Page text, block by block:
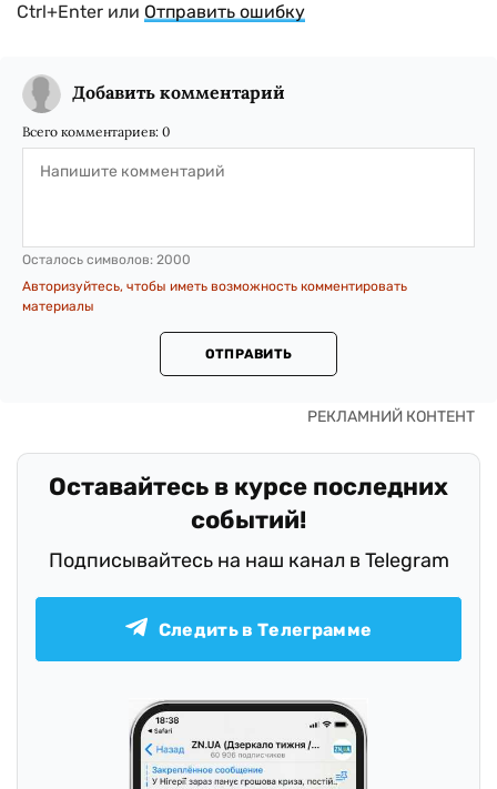
Ctrl+Enter или Отправить ошибку
Добавить комментарий
Всего комментариев: 0
Осталось символов: 2000
Авторизуйтесь, чтобы иметь возможность комментировать
материалы
ОТПРАВИТЬ
Оставайтесь в курсе последних
событий!
Подписывайтесь на наш канал в Telegram
Следить в Телеграмме